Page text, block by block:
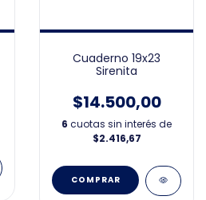
Cuaderno 19x23
Sirenita
$14.500,00
6 cuotas sin interés de
$2.416,67